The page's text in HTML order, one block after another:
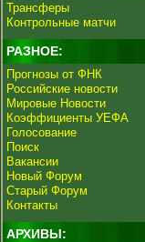
Трансферы
Контрольные матчи
РАЗНОЕ:
Прогнозы от ФНК
Российские новости
Мировые Новости
Коэффициенты УЕФА
Голосование
Поиск
Вакансии
Новый Форум
Старый Форум
Контакты
АРХИВЫ: